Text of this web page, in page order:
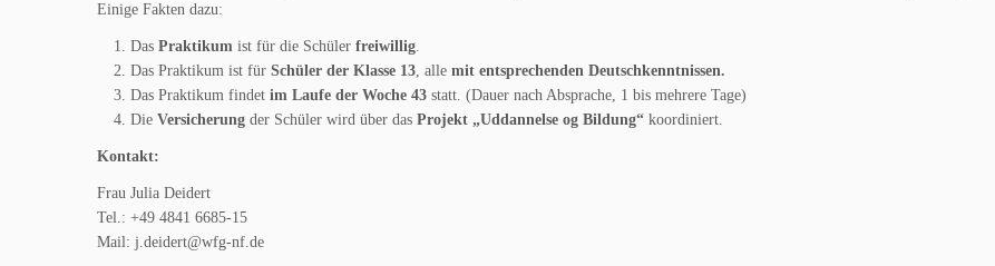
Einige Fakten dazu:
Das Praktikum ist für die Schüler freiwillig.
Das Praktikum ist für Schüler der Klasse 13, alle mit entsprechenden Deutschkenntnissen.
Das Praktikum findet im Laufe der Woche 43 statt. (Dauer nach Absprache, 1 bis mehrere Tage)
Die Versicherung der Schüler wird über das Projekt „Uddannelse og Bildung“ koordiniert.
Kontakt:
Frau Julia Deidert
Tel.: +49 4841 6685-15
Mail: j.deidert@wfg-nf.de